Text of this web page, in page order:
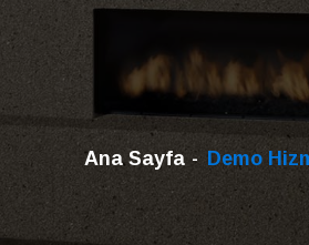
Ana Sayfa Demo